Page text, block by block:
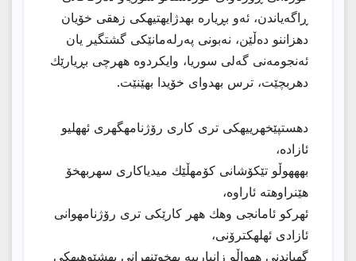
ڕاگەیاندن، ئەو بڕیاره بهدژایهتیهكى زهقى خۆیان
دهزاننو دەڵێن، نەبونی پەرلەمانێکی گشتگیر یان
ئەنجومەنی گەلی سوریا، وایكردوه ههرچى بڕیارێك
دهربچێت، ترس بهدواى خۆیدا بهێنێت.
دهستپێخهرییهكی تری كاری رۆژنامهگهری ئههلیو
ئازاده،
بهههوڵو تێكۆشانی كۆمهڵێك میدیاكاری سهربهخۆ
هێنراوهته ئاراوه،
ئهركو ئامانجی وهك ههر كارێكی تری رۆژنامهوانی
ئازادی ئهلهكترۆنی،
گهیاندنی ههواڵو زانیارییه بهخوێنهرانی بهشێوهیهكی